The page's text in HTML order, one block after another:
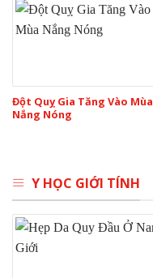
Đột Quỵ Gia Tăng Vào Mùa
Nắng Nóng
Y HỌC GIỚI TÍNH